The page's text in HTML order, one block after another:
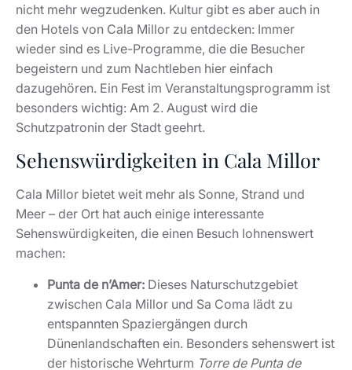
nicht mehr wegzudenken. Kultur gibt es aber auch in
den Hotels von Cala Millor zu entdecken: Immer
wieder sind es Live-Programme, die die Besucher
begeistern und zum Nachtleben hier einfach
dazugehören. Ein Fest im Veranstaltungsprogramm ist
besonders wichtig: Am 2. August wird die
Schutzpatronin der Stadt geehrt.
Sehenswürdigkeiten in Cala Millor
Cala Millor bietet weit mehr als Sonne, Strand und
Meer – der Ort hat auch einige interessante
Sehenswürdigkeiten, die einen Besuch lohnenswert
machen:
Punta de n’Amer: Dieses Naturschutzgebiet
zwischen Cala Millor und Sa Coma lädt zu
entspannten Spaziergängen durch
Dünenlandschaften ein. Besonders sehenswert ist
der historische Wehrturm Torre de Punta de